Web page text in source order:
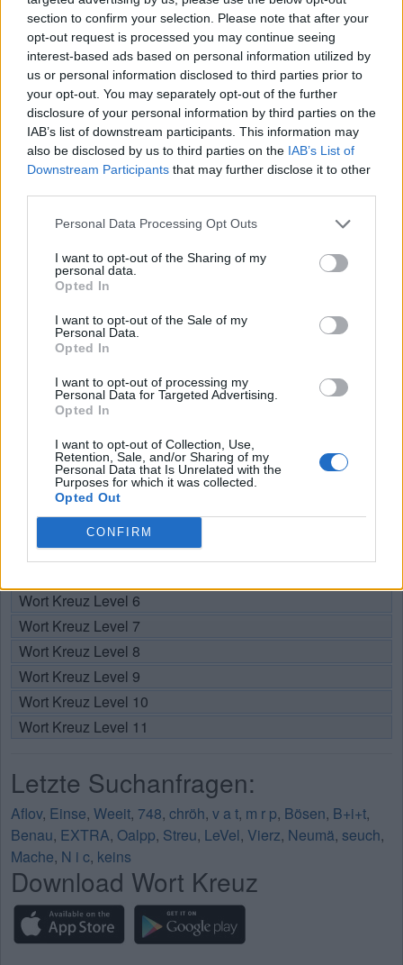
section to confirm your selection. Please note that after your
opt-out request is processed you may continue seeing
interest-based ads based on personal information utilized by
us or personal information disclosed to third parties prior to
your opt-out. You may separately opt-out of the further
disclosure of your personal information by third parties on the
IAB’s list of downstream participants. This information may
also be disclosed by us to third parties on the IAB’s List of
Downstream Participants that may further disclose it to other
Personal Data Processing Opt Outs
I want to opt-out of the Sharing of my
personal data.
Opted In
I want to opt-out of the Sale of my
Personal Data.
Opted In
I want to opt-out of processing my
Personal Data for Targeted Advertising.
Opted In
I want to opt-out of Collection, Use,
Retention, Sale, and/or Sharing of my
Personal Data that Is Unrelated with the
Purposes for which it was collected.
Opted Out
CONFIRM
mit Ihrer Freundesliste, mehr Spieler bedeutet mehr Umsatz
für den Entwickler, also helfen Sie ihm zu wachsen.
Suche nach Buchstaben.
Geben Sie alle Buchstaben
des Puzzles ein:
Suche
nach
Buchstaben.
Puzzles
Wählen Sie Ihr Puzzle aus:
Puzzle nicht gefunden.
Hier können Sie nach Ihrer Antwort anhand der
Levelnummer suchen, aber wir empfehlen Ihnen, die Suche
nach Buchstaben zu verwenden.
Wählen Sie Ihr Level:
Wort Kreuz Level 1
Wort Kreuz Level 2
Wort Kreuz Level 3
Wort Kreuz Level 4
Wort Kreuz Level 6
Wort Kreuz Level 7
Wort Kreuz Level 8
Wort Kreuz Level 9
Wort Kreuz Level 10
Wort Kreuz Level 11
Letzte Suchanfragen:
Aflov, Einse, Weeit, 748, chröh, v a t, m r p, Bösen, B+i+t,
Benau, EXTRA, Oalpp, Streu, LeVel, Vierz, Neumä, seuch,
Mache, N i c, keins
Download Wort Kreuz